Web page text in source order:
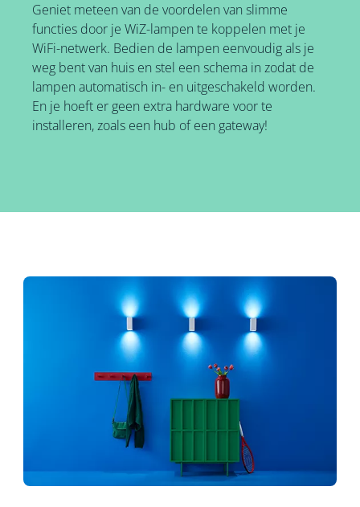
Geniet meteen van de voordelen van slimme
functies door je WiZ-lampen te koppelen met je
WiFi-netwerk. Bedien de lampen eenvoudig als je
weg bent van huis en stel een schema in zodat de
lampen automatisch in- en uitgeschakeld worden.
En je hoeft er geen extra hardware voor te
installeren, zoals een hub of een gateway!